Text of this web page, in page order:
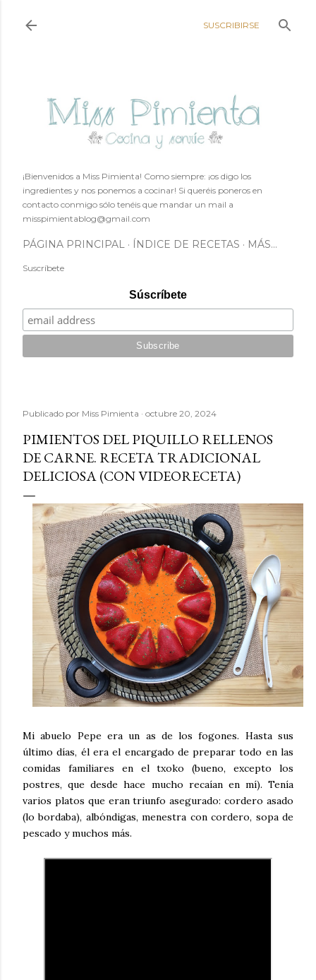
SUSCRIBIRSE
¡Bienvenidos a Miss Pimienta! Como siempre: ¡os digo los
ingredientes y nos ponemos a cocinar! Si queréis poneros en
contacto conmigo sólo tenéis que mandar un mail a
misspimientablog@gmail.com
PÁGINA PRINCIPAL ÍNDICE DE RECETAS MÁS…
Suscríbete
Súscríbete
Publicado por Miss Pimienta octubre 20, 2024
PIMIENTOS DEL PIQUILLO RELLENOS
DE CARNE. RECETA TRADICIONAL
DELICIOSA (CON VIDEORECETA)
Mi abuelo Pepe era un as de los fogones. Hasta sus
último días, él era el encargado de preparar todo en las
comidas familiares en el txoko (bueno, excepto los
postres, que desde hace mucho recaían en mí). Tenía
varios platos que eran triunfo asegurado: cordero asado
(lo bordaba), albóndigas, menestra con cordero, sopa de
pescado y muchos más.